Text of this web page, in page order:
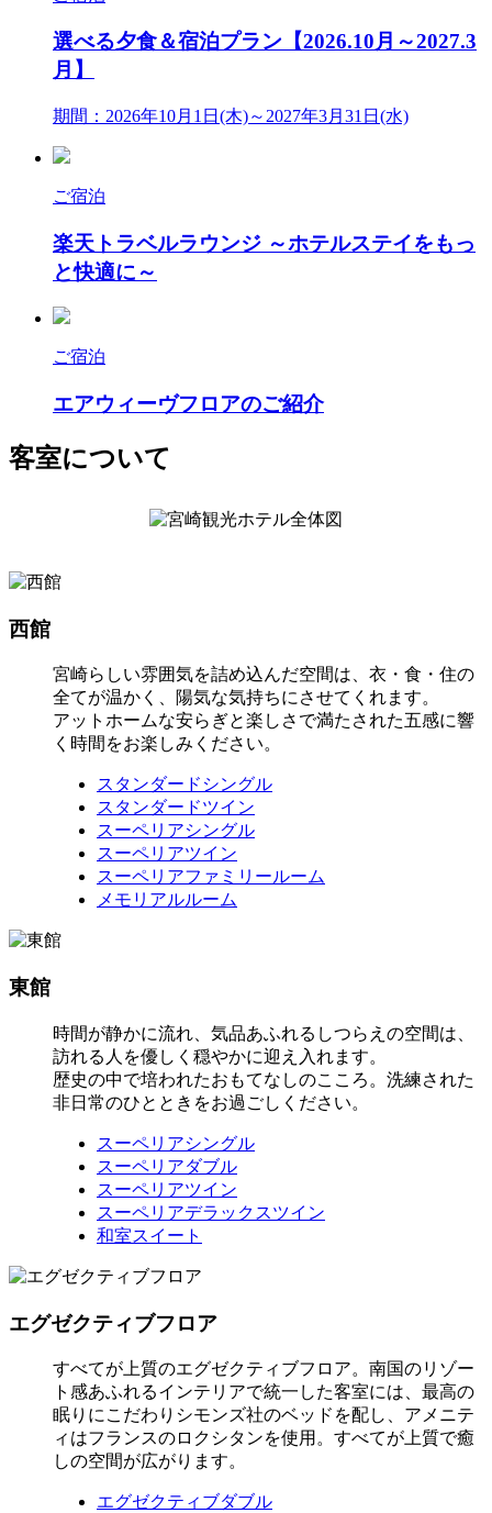
選べる夕食＆宿泊プラン【2026.10月～2027.3
月】
期間：2026年10月1日(木)～2027年3月31日(水)
ご宿泊
楽天トラベルラウンジ ～ホテルステイをもっ
と快適に～
ご宿泊
エアウィーヴフロアのご紹介
客室について
西館
宮崎らしい雰囲気を詰め込んだ空間は、衣・食・住の
全てが温かく、陽気な気持ちにさせてくれます。
アットホームな安らぎと楽しさで満たされた五感に響
く時間をお楽しみください。
スタンダードシングル
スタンダードツイン
スーペリアシングル
スーペリアツイン
スーペリアファミリールーム
メモリアルルーム
東館
時間が静かに流れ、気品あふれるしつらえの空間は、
訪れる人を優しく穏やかに迎え入れます。
歴史の中で培われたおもてなしのこころ。洗練された
非日常のひとときをお過ごしください。
スーペリアシングル
スーペリアダブル
スーペリアツイン
スーペリアデラックスツイン
和室スイート
エグゼクティブフロア
すべてが上質のエグゼクティブフロア。南国のリゾー
ト感あふれるインテリアで統一した客室には、最高の
眠りにこだわりシモンズ社のベッドを配し、アメニテ
ィはフランスのロクシタンを使用。すべてが上質で癒
しの空間が広がります。
エグゼクティブダブル